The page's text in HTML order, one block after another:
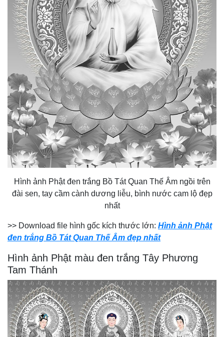
Hình ảnh Phật đen trắng Bồ Tát Quan Thế Âm ngồi trên
đài sen, tay cầm cành dương liễu, bình nước cam lộ đẹp
nhất
>> Download file hình gốc kích thước lớn: Hình ảnh Phật
đen trắng Bồ Tát Quan Thế Âm đẹp nhất
Hình ảnh Phật màu đen trắng Tây Phương
Tam Thánh